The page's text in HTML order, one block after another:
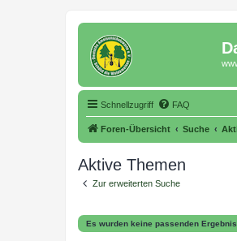
Schnellzugriff FAQ
Foren-Übersicht Suche
Aktive Themen
Zur erweiterten Suche
Es wurden keine passenden